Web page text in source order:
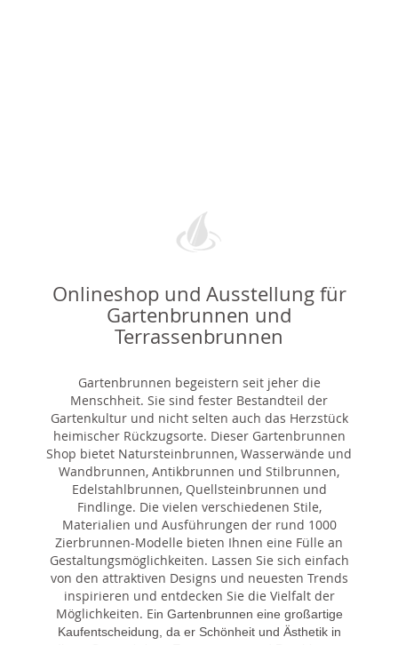
Onlineshop und Ausstellung für
Gartenbrunnen und
Terrassenbrunnen
Gartenbrunnen begeistern seit jeher die
Menschheit. Sie sind fester Bestandteil der
Gartenkultur und nicht selten auch das Herzstück
heimischer Rückzugsorte. Dieser Gartenbrunnen
Shop bietet Natursteinbrunnen, Wasserwände und
Wandbrunnen, Antikbrunnen und Stilbrunnen,
Edelstahlbrunnen, Quellsteinbrunnen und
Findlinge. Die vielen verschiedenen Stile,
Materialien und Ausführungen der rund 1000
Zierbrunnen-Modelle bieten Ihnen eine Fülle an
Gestaltungsmöglichkeiten. Lassen Sie sich einfach
von den attraktiven Designs und neuesten Trends
inspirieren und entdecken Sie die Vielfalt der
Möglichkeiten. Ein Gartenbrunnen eine großartige
Kaufentscheidung, da er Schönheit und Ästhetik in